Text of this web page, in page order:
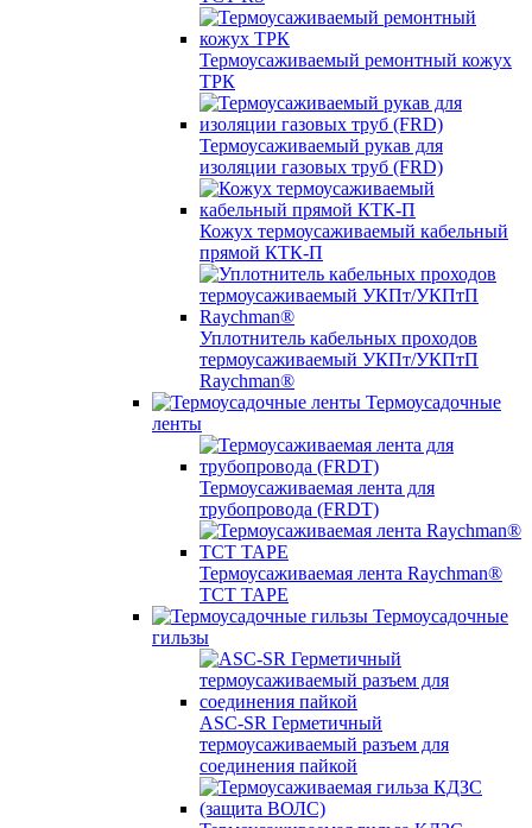
Термоусаживаемый ремонтный кожух
ТРК
Термоусаживаемый рукав для
изоляции газовых труб (FRD)
Кожух термоусаживаемый кабельный
прямой КТК-П
Уплотнитель кабельных проходов
термоусаживаемый УКПт/УКПтП
Raychman®
Термоусадочные
ленты
Термоусаживаемая лента для
трубопровода (FRDT)
Термоусаживаемая лента Raychman®
TCT TAPE
Термоусадочные
гильзы
ASC‐SR Герметичный
термоусаживаемый разъем для
соединения пайкой